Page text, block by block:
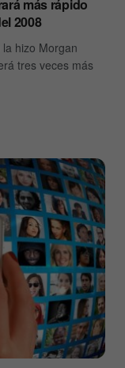
más rápido
2008
hizo Morgan
tres veces más